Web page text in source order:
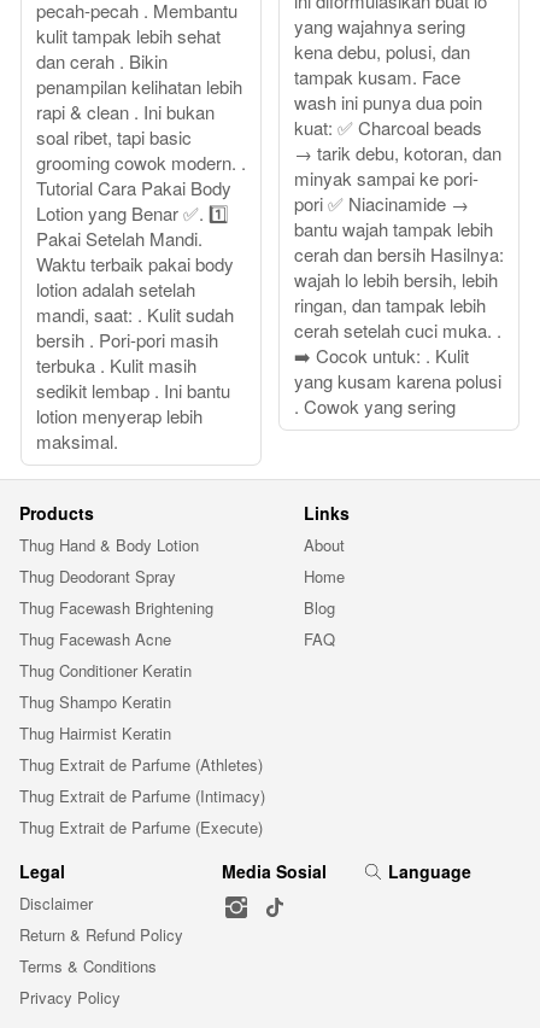
pecah-pecah . Membantu
kulit tampak lebih sehat
dan cerah . Bikin
penampilan kelihatan lebih
rapi & clean . Ini bukan
soal ribet, tapi basic
grooming cowok modern. .
Tutorial Cara Pakai Body
Lotion yang Benar ✅. 1️⃣
Pakai Setelah Mandi.
Waktu terbaik pakai body
lotion adalah setelah
mandi, saat: . Kulit sudah
bersih . Pori-pori masih
terbuka . Kulit masih
sedikit lembap . Ini bantu
lotion menyerap lebih
maksimal.
yang wajahnya sering
kena debu, polusi, dan
tampak kusam. Face
wash ini punya dua poin
kuat: ✅ Charcoal beads
→ tarik debu, kotoran, dan
minyak sampai ke pori-
pori ✅ Niacinamide →
bantu wajah tampak lebih
cerah dan bersih Hasilnya:
wajah lo lebih bersih, lebih
ringan, dan tampak lebih
cerah setelah cuci muka. .
➡️ Cocok untuk: . Kulit
yang kusam karena polusi
. Cowok yang sering
Products
Thug Hand & Body Lotion
Thug Deodorant Spray
Thug Facewash Brightening
Thug Facewash Acne
Thug Conditioner Keratin
Thug Shampo Keratin
Thug Hairmist Keratin
Thug Extrait de Parfume (Athletes)
Thug Extrait de Parfume (Intimacy)
Thug Extrait de Parfume (Execute)
Links
About
Home
Blog
FAQ
Legal
Disclaimer
Return & Refund Policy
Terms & Conditions
Privacy Policy
Media Sosial Language